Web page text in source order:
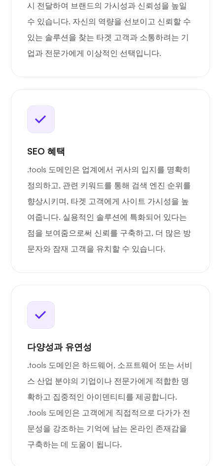
시 전달하여 브랜드의 가시성과 신뢰성을 높일
수 있습니다. 자신의 역량을 선보이고 신뢰할 수
있는 솔루션을 찾는 타겟 고객과 소통하려는 기
업과 전문가에게 이상적인 선택입니다.
SEO 혜택
.tools 도메인은 업계에서 귀사의 입지를 명확히
정의하고, 관련 키워드를 통해 검색 엔진 순위를
향상시키며, 타겟 고객에게 사이트 가시성을 높
여줍니다. 실용적인 솔루션에 특화되어 있다는
점을 보여줌으로써 신뢰를 구축하고, 더 많은 방
문자와 잠재 고객을 유치할 수 있습니다.
다양성과 유연성
.tools 도메인은 하드웨어, 소프트웨어 또는 서비
스 산업 분야의 기업이나 전문가에게 적합한 명
확하고 집중적인 아이덴티티를 제공합니다.
.tools 도메인은 고객에게 직접적으로 다가가 전
문성을 강조하는 기억에 남는 온라인 존재감을
구축하는 데 도움이 됩니다.